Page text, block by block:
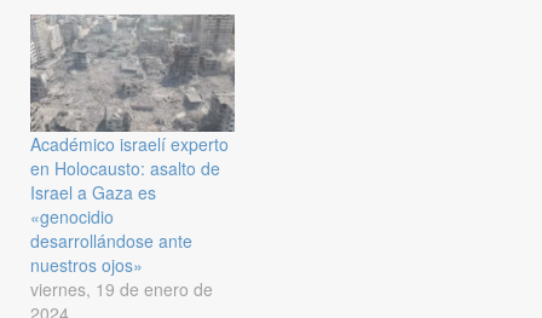
Académico israelí experto
en Holocausto: asalto de
Israel a Gaza es
«genocidio
desarrollándose ante
nuestros ojos»
viernes, 19 de enero de
2024